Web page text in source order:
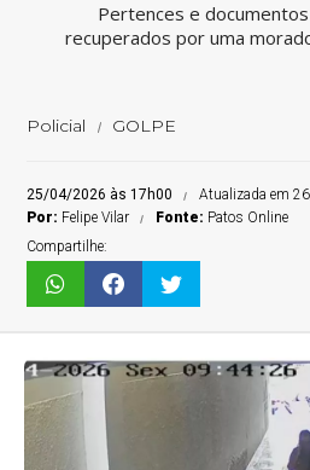
Pertences e
recuperados por uma
Policial GOLPE
25/04/2026 às 17h00
Atualizada em
Por: Felipe Vilar Fonte: Patos Online
Compartilhe: